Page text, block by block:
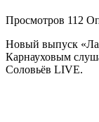
Просмотров 112
Новый выпуск
Карнауховым
Соловьёв LIVE.